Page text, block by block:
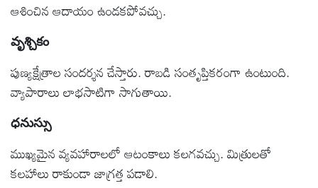
ఆశించిన ఆదాయం ఉండకపోవచ్చు.
వృశ్చికం
పుణ్యక్షేత్రాల సందర్శన చేస్తారు. రాబడి సంతృప్తికరంగా ఉంటుంది.
వ్యాపారాలు లాభసాటిగా సాగుతాయి.
ధనుస్సు
ముఖ్యమైన వ్యవహారాలలో ఆటంకాలు కలగవచ్చు. మిత్రులతో
కలహాలు రాకుండా జాగ్రత్త పడాలి.